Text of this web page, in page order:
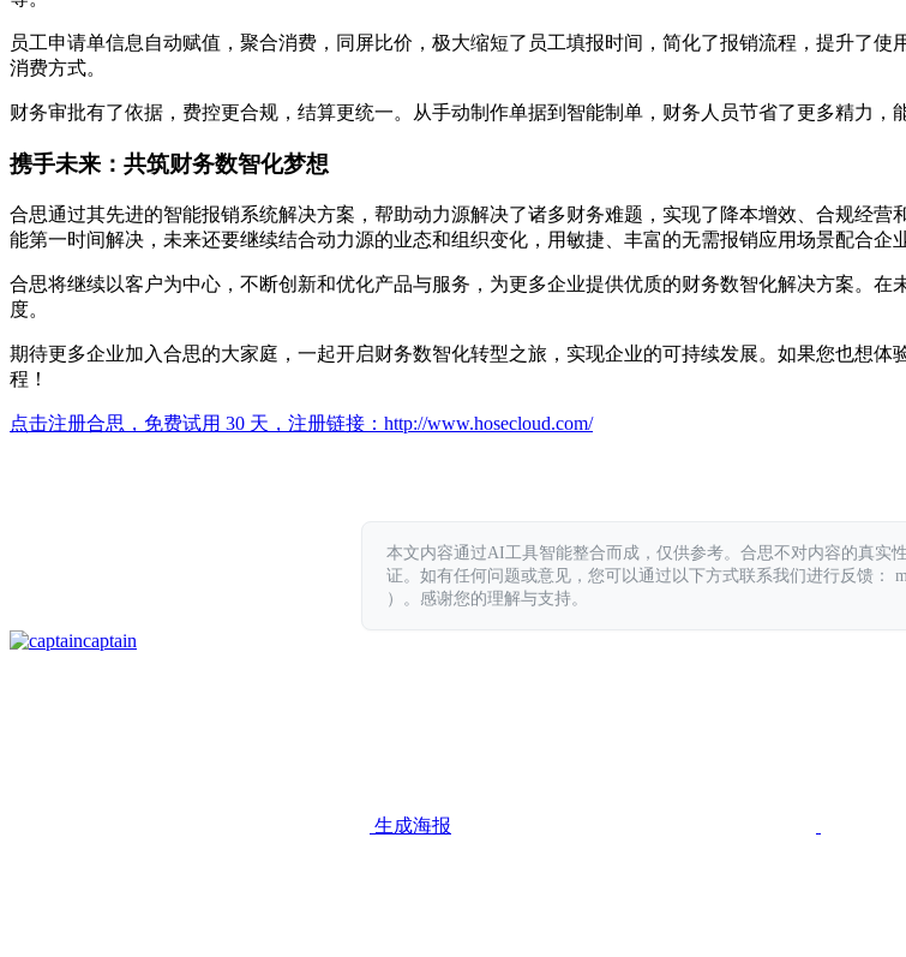
员工申请单信息自动赋值，聚合消费，同屏比价，极大缩短了员工填报时间，简化了报销流程，提升了
消费方式。
财务审批有了依据，费控更合规，结算更统一。从手动制作单据到智能制单，财务人员节省了更多精力，
携手未来：共筑财务数智化梦想
合思通过其先进的智能报销系统解决方案，帮助动力源解决了诸多财务难题，实现了降本增效、合规经
能第一时间解决，未来还要继续结合动力源的业态和组织变化，用敏捷、丰富的无需报销应用场景配合企
合思将继续以客户为中心，不断创新和优化产品与服务，为更多企业提供优质的财务数智化解决方案。
度。
期待更多企业加入合思的大家庭，一起开启财务数智化转型之旅，实现企业的可持续发展。如果您也想体
程！
点击注册合思，免费试用 30 天，注册链接： http://www.hosecloud.com/
本文内容通过AI工具智能整合而成，仅供参考。合思不对内容的真实
证。如有任何问题或意见，您可以通过以下方式联系我们进行反馈：
）。感谢您的理解与支持。
captain
生成海报